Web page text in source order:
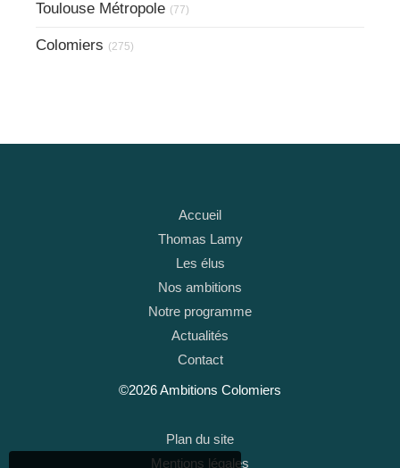
Toulouse Métropole (77)
Colomiers (275)
Accueil
Thomas Lamy
Les élus
Nos ambitions
Notre programme
Actualités
Contact
©2026 Ambitions Colomiers
Plan du site
Mentions légales